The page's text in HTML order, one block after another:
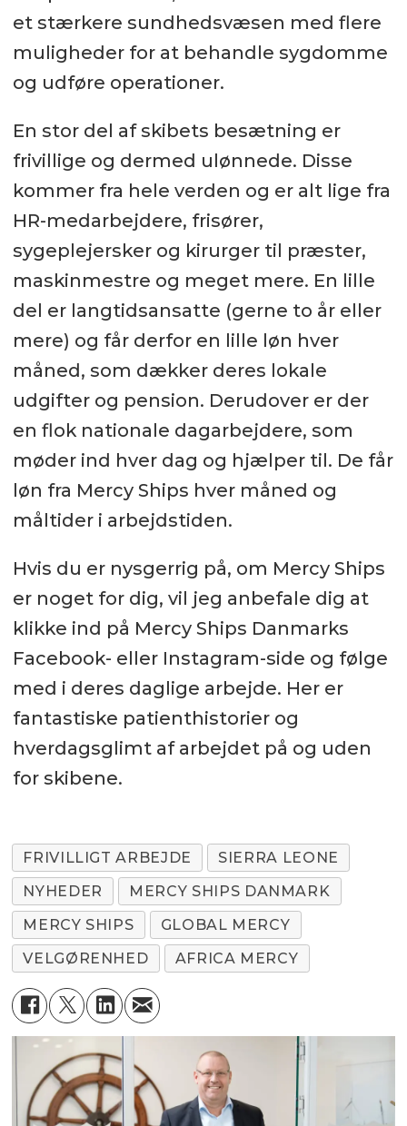
et stærkere sundhedsvæsen med flere
muligheder for at behandle sygdomme
og udføre operationer.
En stor del af skibets besætning er
frivillige og dermed ulønnede. Disse
kommer fra hele verden og er alt lige fra
HR-medarbejdere, frisører,
sygeplejersker og kirurger til præster,
maskinmestre og meget mere. En lille
del er langtidsansatte (gerne to år eller
mere) og får derfor en lille løn hver
måned, som dækker deres lokale
udgifter og pension. Derudover er der
en flok nationale dagarbejdere, som
møder ind hver dag og hjælper til. De får
løn fra Mercy Ships hver måned og
måltider i arbejdstiden.
Hvis du er nysgerrig på, om Mercy Ships
er noget for dig, vil jeg anbefale dig at
klikke ind på Mercy Ships Danmarks
Facebook- eller Instagram-side og følge
med i deres daglige arbejde. Her er
fantastiske patienthistorier og
hverdagsglimt af arbejdet på og uden
for skibene.
FRIVILLIGT ARBEJDE
SIERRA LEONE
NYHEDER
MERCY SHIPS DANMARK
MERCY SHIPS
GLOBAL MERCY
VELGØRENHED
AFRICA MERCY